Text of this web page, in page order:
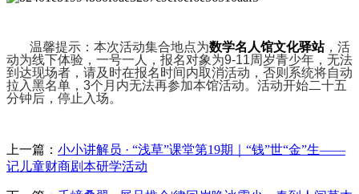
温馨提示：本次活动集合地点为数学名人馆文化驿站 ，活
动为线下体验，一号一人，报名对象为9-11周岁青少年，无法
到达现场者，请及时在报名时间内取消活动，否则系统将自动
拉入黑名单，3个月内无法再参加本馆活动。活动开始二十五
分钟后，停止入场。
上一篇： 小小讲解员 · “浅草”课堂第19期｜“钱”世“金”生——
记儿童财商剧本研学活动